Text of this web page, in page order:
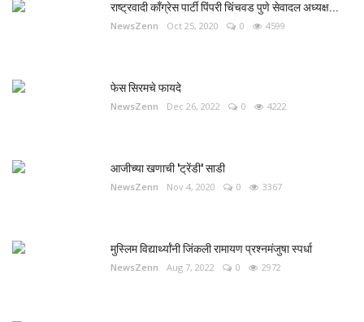
राष्ट्रवादी काँग्रेस पार्टी पिंपरी चिंचवड पुणे सेवादल अध्यक्ष...
NewsZenn Oct 25, 2020 0 4599
फेस सिरमचे फायदे
NewsZenn Dec 26, 2022 0 4222
आजीच्या खणाची 'ट्रेंडी' साडी
NewsZenn Nov 4, 2020 0 3367
मुस्लिम विद्यार्थ्यांनी जिंकली रामायण प्रश्नमंजुषा स्पर्धा
NewsZenn Aug 7, 2022 0 2972